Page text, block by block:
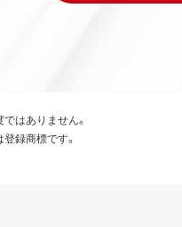
はありません。
録商標です。